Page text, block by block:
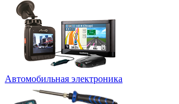
Автомобильная электроника